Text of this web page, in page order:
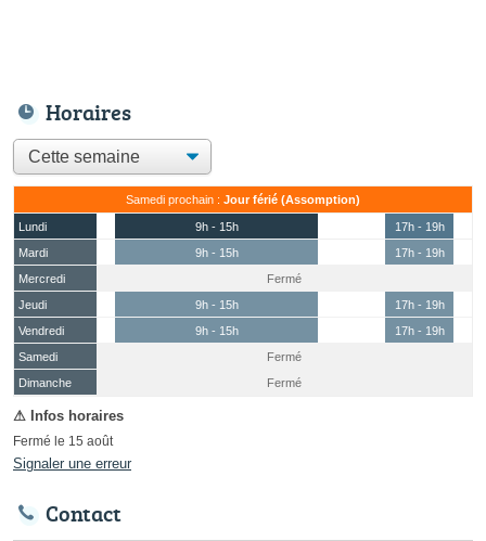
Horaires
Samedi prochain : Jour férié (Assomption)
Lundi 9h - 15h
17h - 19h
Mardi
9h - 15h
17h - 19h
Mercredi
Fermé
Jeudi
9h - 15h
17h - 19h
Vendredi
9h - 15h
17h - 19h
Samedi
(15 août)
Fermé
Dimanche
Fermé
Fermé le 15 août
Signaler une erreur
Contact